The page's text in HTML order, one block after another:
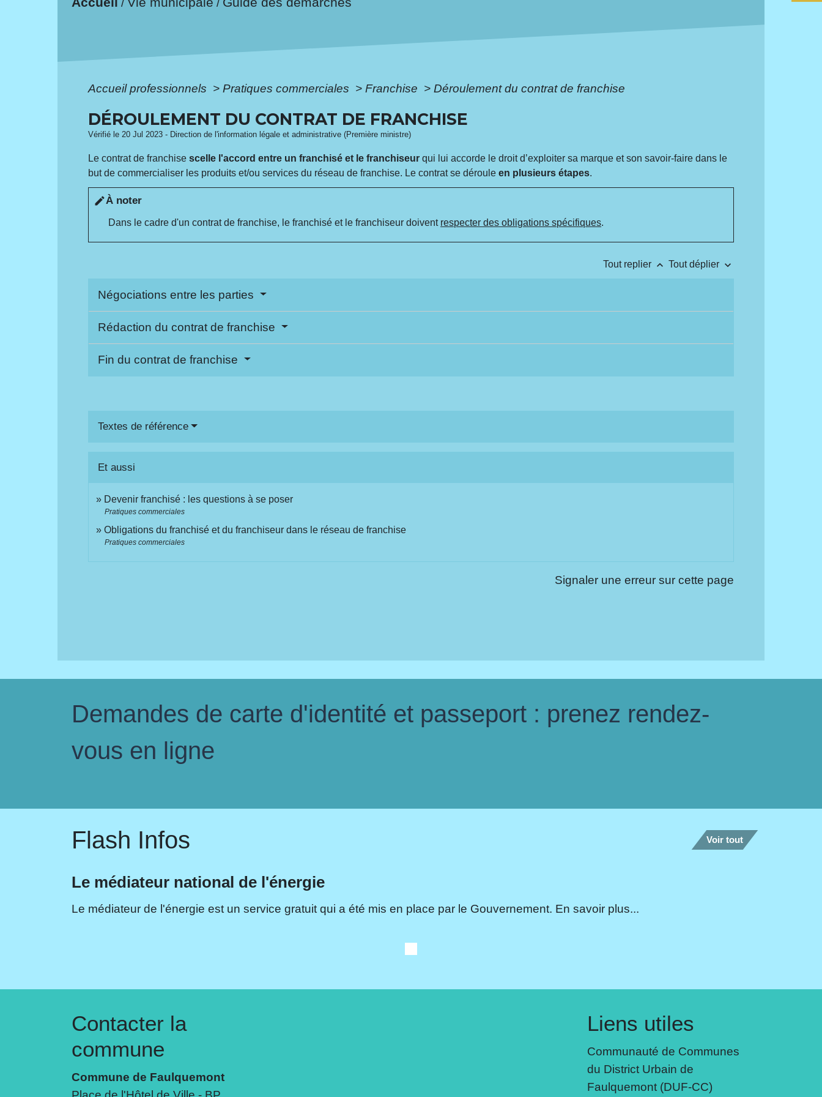
/ /
Accueil professionnels > Pratiques commerciales > Franchise > Déroulement du contrat de franchise
DÉROULEMENT DU CONTRAT DE FRANCHISE
Vérifié le 20 Jul 2023 - Direction de l'information légale et administrative (Première ministre)
Le contrat de franchisescelle l'accord entre un franchisé et le franchiseur qui lui accorde le droit d’exploiter sa marque et son savoir-faire dans le
but de commercialiser les produits et/ou services du réseau de franchise. Le contrat se dérouleen plusieurs étapes.
editÀ noter
Dans le cadre d'un contrat de franchise, le franchisé et le franchiseur doivent respecter des obligations spécifiques.
Tout replier keyboard_arrow_up Tout déplier keyboard_arrow_down
Négociations entre les parties
Rédaction du contrat de franchise
Fin du contrat de franchise
Textes de référence
Et aussi
Devenir franchisé : les questions à se poser
Pratiques commerciales
Obligations du franchisé et du franchiseur dans le réseau de franchise
Pratiques commerciales
Signaler une erreur sur cette page
Demandes de carte d'identité et passeport : prenez rendez-
vous en ligne
Flash Infos Voir tout
Le médiateur national de l'énergie
Le médiateur de l'énergie est un service gratuit qui a été mis en place par le Gouvernement. En savoir plus...
Contacter la
commune
Commune de Faulquemont
Liens utiles
Communauté de Communes
du District Urbain de
Faulquemont (DUF-CC)